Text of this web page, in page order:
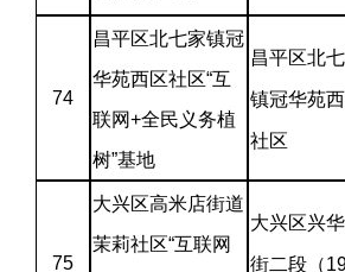
74
昌平区北七家镇冠
华苑西区社区“互
联网+全民义务植
树”基地
昌平区北
镇冠华苑
社区
75
大兴区高米店街道
茉莉社区“互联网
大兴区兴
街二段（19